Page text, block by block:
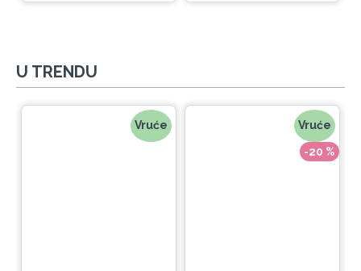
U TRENDU
Vruće Vruće
-20 %